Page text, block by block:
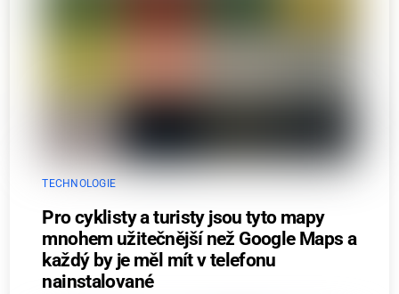
TECHNOLOGIE
Pro cyklisty a turisty jsou tyto mapy
mnohem užitečnější než Google Maps a
každý by je měl mít v telefonu
nainstalované